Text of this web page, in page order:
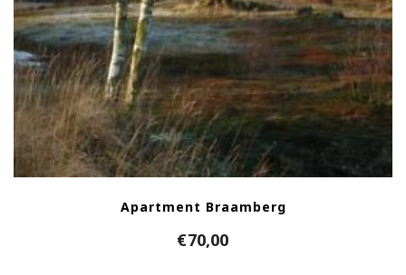
Apartment Braamberg
€70,00